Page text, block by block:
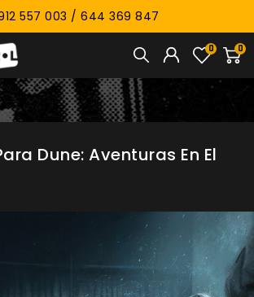
557 003 / 644 369 847
0
0
Dune: Aventuras En El